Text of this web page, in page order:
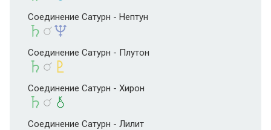
Соединение Сатурн - Нептун
Соединение Сатурн - Плутон
Соединение Сатурн - Хирон
Соединение Сатурн - Лилит